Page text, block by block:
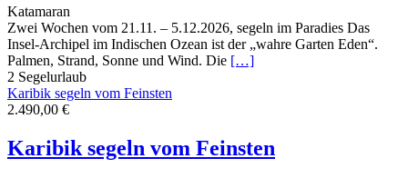
Katamaran
Zwei Wochen vom 21.11. – 5.12.2026, segeln im Paradies Das
Insel-Archipel im Indischen Ozean ist der „wahre Garten Eden“.
Palmen, Strand, Sonne und Wind. Die […]
2 Segelurlaub
Karibik segeln vom Feinsten
2.490,00 €
Karibik segeln vom Feinsten